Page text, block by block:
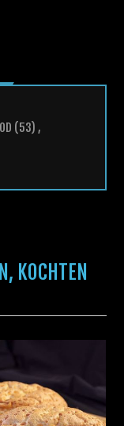
(53) ,
KOCHTEN